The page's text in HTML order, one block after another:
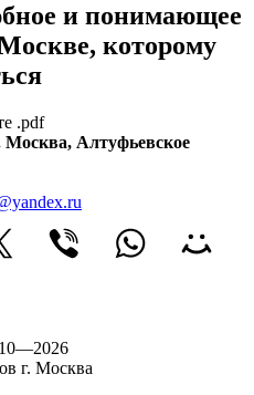
и понимающее
которому
.pdf
Москва, Алтуфьевское
г. Москва